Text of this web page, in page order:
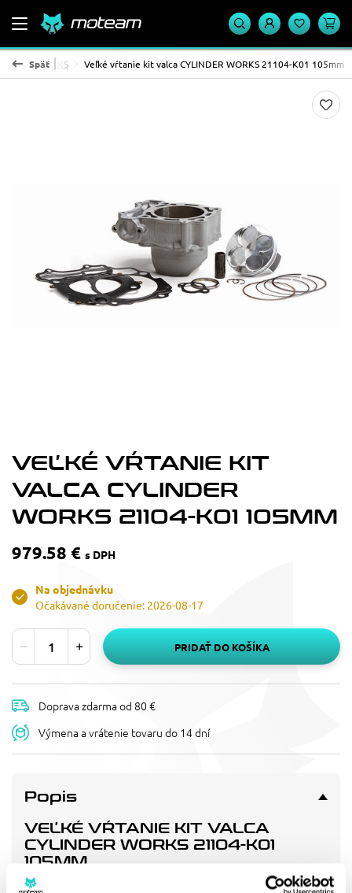
Späť
WORKS Veľké vŕtanie kit valca CYLINDER WORKS 21104-K01 105mm
VEĽKÉ VŔTANIE KIT
VALCA CYLINDER
WORKS 21104-K01 105MM
979.58 € s DPH
Na objednávku
Očakávané doručenie: 2026-08-17
PRIDAŤ DO KOŠÍKA
Doprava zdarma od 80 €
Výmena a vrátenie tovaru do 14 dní
Popis
VEĽKÉ VŔTANIE KIT VALCA
CYLINDER WORKS 21104-K01
105MM
+3mm Big Bore Cylinder Kit. 727cc. 9.2:1 Comp. 105mm. Uses